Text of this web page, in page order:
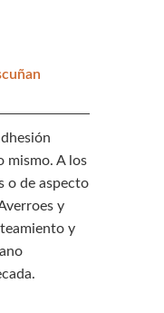
mismo. A los
o de aspecto
y
y